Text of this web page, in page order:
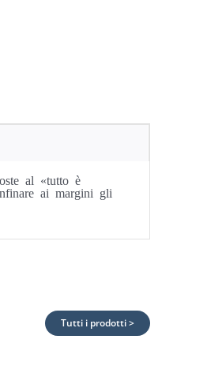
al «tutto è
ai margini gli
Tutti i prodotti >